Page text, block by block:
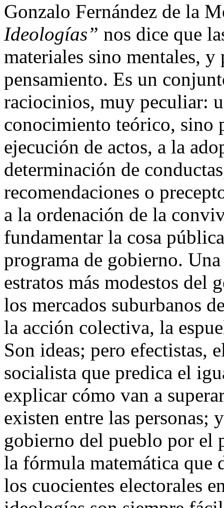
Gonzalo Fernández de la
Ideologías” nos dice que
materiales sino mentales, y
pensamiento. Es un
raciocinios, muy peculiar:
conocimiento teórico, sino
ejecución de actos, a la
determinación de
recomendaciones o
a la ordenación de la
fundamentar la cosa
programa de gobierno.
estratos más modestos del
los mercados suburbanos
la acción colectiva, la
Son ideas; pero efectistas,
socialista que predica el
explicar cómo van a
existen entre las personas;
gobierno del pueblo por el
la fórmula matemática que
los cuocientes electorales